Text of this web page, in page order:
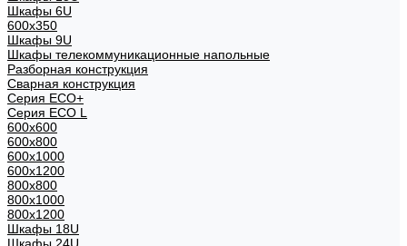
Шкафы 6U
600x350
Шкафы 9U
Шкафы телекоммуникационные напольные
Разборная конструкция
Сварная конструкция
Серия ECO+
Серия ECO L
600x600
600x800
600х1000
600х1200
800x800
800х1000
800х1200
Шкафы 18U